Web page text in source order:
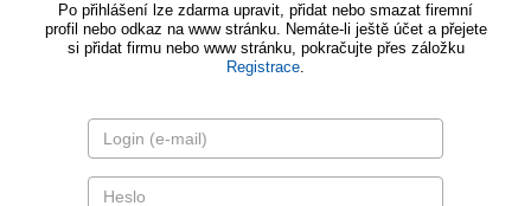
Po přihlášení lze zdarma upravit, přidat nebo smazat firemní
profil nebo odkaz na www stránku. Nemáte-li ještě účet a přejete
si přidat firmu nebo www stránku, pokračujte přes záložku
Registrace.